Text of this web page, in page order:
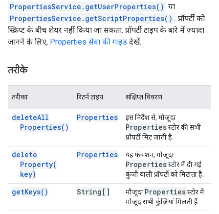
PropertiesService.getUserProperties() या
PropertiesService.getScriptProperties() . प्रॉपर्टी को
स्क्रिप्ट के बीच शेयर नहीं किया जा सकता. प्रॉपर्टी टाइप के बारे में ज़्यादा
जानने के लिए, Properties सेवा की गाइड देखें.
तरीके
तरीका रिटर्न टाइप संक्षिप्त विवरण
deleteAll
Properties( )
Properties इस निर्देश से, मौजूदा
Propertiesस्टोर की सभी
प्रॉपर्टी मिट जाती हैं.
delete
Property(
key)
Properties यह फ़ंक्शन, मौजूदा
Propertiesस्टोर में दी गई
कुंजी वाली प्रॉपर्टी को मिटाता है.
getKeys( ) String[] मौजूदा Propertiesस्टोर में
मौजूद सभी कुंजियां मिलती हैं.